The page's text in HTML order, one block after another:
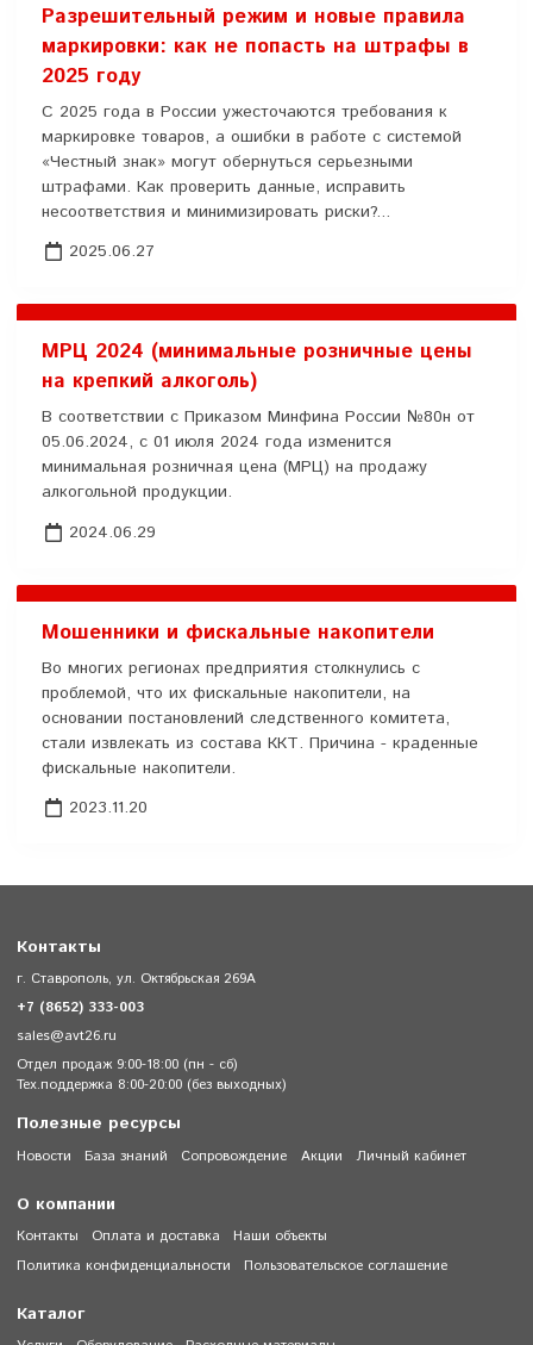
Разрешительный режим и новые правила
маркировки: как не попасть на штрафы в
2025 году
С 2025 года в России ужесточаются требования к
маркировке товаров, а ошибки в работе с системой
«Честный знак» могут обернуться серьезными
штрафами. Как проверить данные, исправить
несоответствия и минимизировать риски?...
2025.06.27
МРЦ 2024 (минимальные розничные цены
на крепкий алкоголь)
В соответствии с Приказом Минфина России №80н от
05.06.2024, с 01 июля 2024 года изменится
минимальная розничная цена (МРЦ) на продажу
алкогольной продукции.
2024.06.29
Мошенники и фискальные накопители
Во многих регионах предприятия столкнулись с
проблемой, что их фискальные накопители, на
основании постановлений следственного комитета,
стали извлекать из состава ККТ. Причина - краденные
фискальные накопители.
2023.11.20
Полезные ресурсы
Новости База знаний Сопровождение Акции Личный кабинет
О компании
Контакты Оплата и доставка
Наши объекты
Политика конфиденциальности
Пользовательское соглашение
Каталог
Контакты
г. Ставрополь, ул. Октябрьская 269А
+7 (8652) 333-003
sales@avt26.ru
Отдел продаж 9:00-18:00 (пн - сб)
Тех.поддержка 8:00-20:00 (без выходных)